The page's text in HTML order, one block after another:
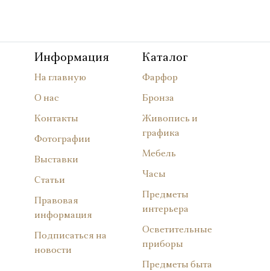
Информация
На главную
О нас
Контакты
Фотографии
Выставки
Статьи
Правовая
информация
Подписаться на
новости
Каталог
Фарфор
Бронза
Живопись и
графика
Мебель
Часы
Предметы
интерьера
Осветительные
приборы
Предметы быта